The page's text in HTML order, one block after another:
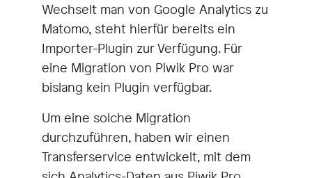
Wechselt man von Google Analytics zu
Matomo, steht hierfür bereits ein
Importer-Plugin zur Verfügung. Für
eine Migration von Piwik Pro war
bislang kein Plugin verfügbar.
Um eine solche Migration
durchzuführen, haben wir einen
Transferservice entwickelt, mit dem